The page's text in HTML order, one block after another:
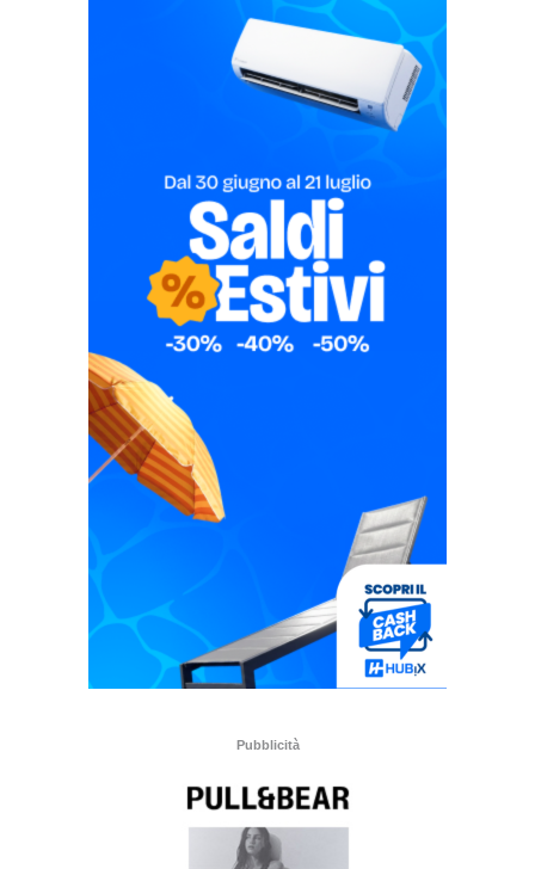
Pubblicità